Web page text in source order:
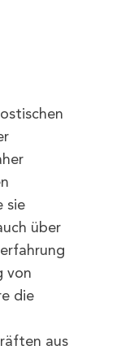
sie
über
von
die
aus